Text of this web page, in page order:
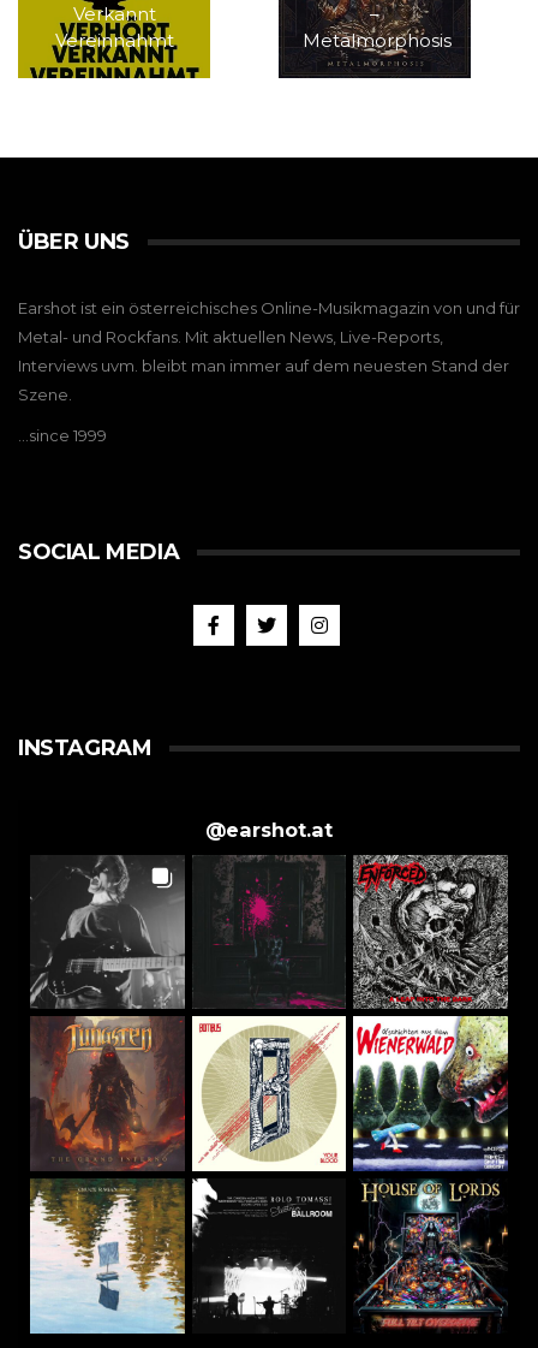
Verkannt
Vereinnahmt
–
Metalmorphosis
ÜBER UNS
Earshot ist ein österreichisches Online-Musikmagazin von und für
Metal- und Rockfans. Mit aktuellen News, Live-Reports,
Interviews uvm. bleibt man immer auf dem neuesten Stand der
Szene.
…since 1999
SOCIAL MEDIA
INSTAGRAM
@earshot.at